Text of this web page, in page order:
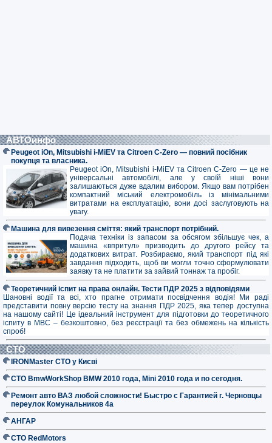
АВТОинфо
Peugeot iOn, Mitsubishi i-MiEV та Citroen C-Zero — повний посібник
покупця та власника.
Peugeot iOn, Mitsubishi i-MiEV та Citroen C-Zero — це не
універсальні автомобілі, але у своїй ніші вони
залишаються дуже вдалим вибором. Якщо вам потрібен
компактний міський електромобіль із мінімальними
витратами на експлуатацію, вони досі заслуговують на
увагу.
Машина для вивезення сміття: який транспорт потрібний.
Подача техніки із запасом за обсягом збільшує чек, а
машина «впритул» призводить до другого рейсу та
додаткових витрат. Розбираємо, який транспорт під які
завдання підходить, щоб ви могли точно сформулювати
заявку та не платити за зайвий тоннаж та пробіг.
Теоретичний іспит на права онлайн. Тести ПДР 2025 з відповідями
Шановні водії та всі, хто прагне отримати посвідчення водія! Ми раді
представити повну версію тесту на знання ПДР 2025, яка тепер доступна
на нашому сайті! Це ідеальний інструмент для підготовки до теоретичного
іспиту в МВС – безкоштовно, без реєстрації та без обмежень на кількість
спроб!
СТО
IRONMaster СТО у Києві
СТО BmwWorkShop BMW 2010 года, Mini 2010 года и по сегодня.
Ремонт авто ВАЗ любой сложности! Быстро с Гарантией г. Черновцы
переулок Комунальников 4а
АНГАР
СТО RedMotors